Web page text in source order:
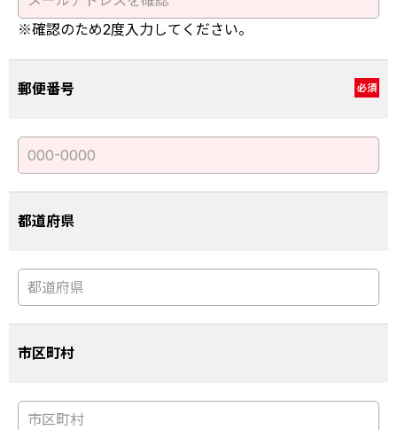
※確認のため2度入力してください。
郵便番号 必須
都道府県
市区町村